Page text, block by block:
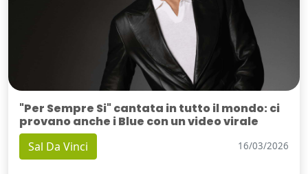
"Per Sempre Si" cantata in tutto il mondo: ci
provano anche i Blue con un video virale
Sal Da Vinci 16/03/2026